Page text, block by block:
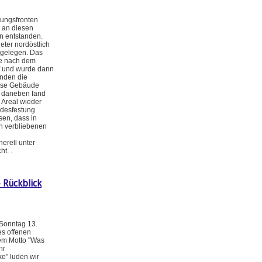
diesen
entstanden.
nordöstlich
Das
nach dem
wurde dann
die
Gebäude
fand
wieder
dass in
verbliebenen
unter
.
13.
offenen
Motto "Was
luden wir